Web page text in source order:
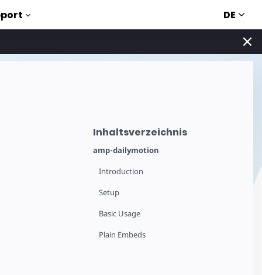
DE
Inhaltsverzeichnis
amp-dailymotion
Introduction
Setup
Basic Usage
Plain Embeds